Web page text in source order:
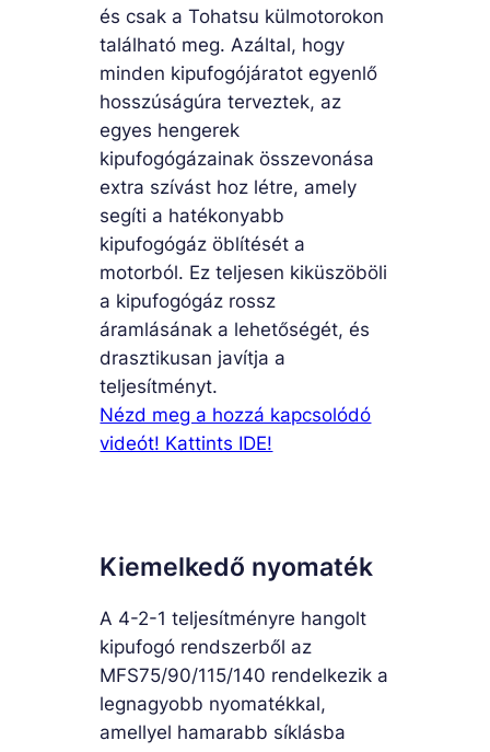
és csak a Tohatsu külmotorokon
található meg. Azáltal, hogy
minden kipufogójáratot egyenlő
hosszúságúra terveztek, az
egyes hengerek
kipufogógázainak összevonása
extra szívást hoz létre, amely
segíti a hatékonyabb
kipufogógáz öblítését a
motorból. Ez teljesen kiküszöböli
a kipufogógáz rossz
áramlásának a lehetőségét, és
drasztikusan javítja a
teljesítményt.
Nézd meg a hozzá kapcsolódó
videót! Kattints IDE!
Kiemelkedő nyomaték
A 4-2-1 teljesítményre hangolt
kipufogó rendszerből az
MFS75/90/115/140 rendelkezik a
legnagyobb nyomatékkal,
amellyel hamarabb síklásba